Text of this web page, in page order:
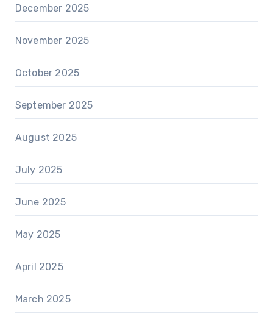
December 2025
November 2025
October 2025
September 2025
August 2025
July 2025
June 2025
May 2025
April 2025
March 2025